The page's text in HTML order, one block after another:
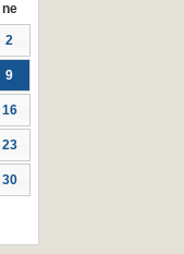
ne
2
9
16
23
30